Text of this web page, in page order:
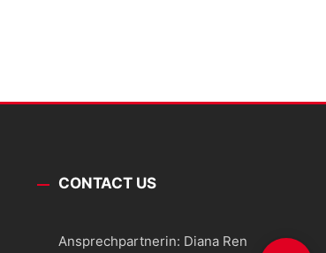
CONTACT US
Ansprechpartnerin: Diana Ren